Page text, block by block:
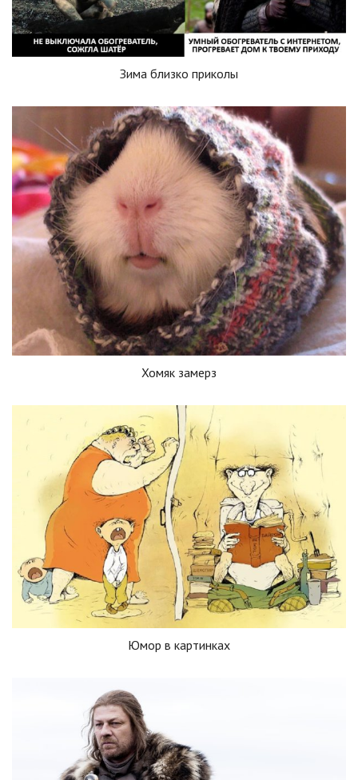
Зима близко приколы
Хомяк замерз
Юмор в картинках